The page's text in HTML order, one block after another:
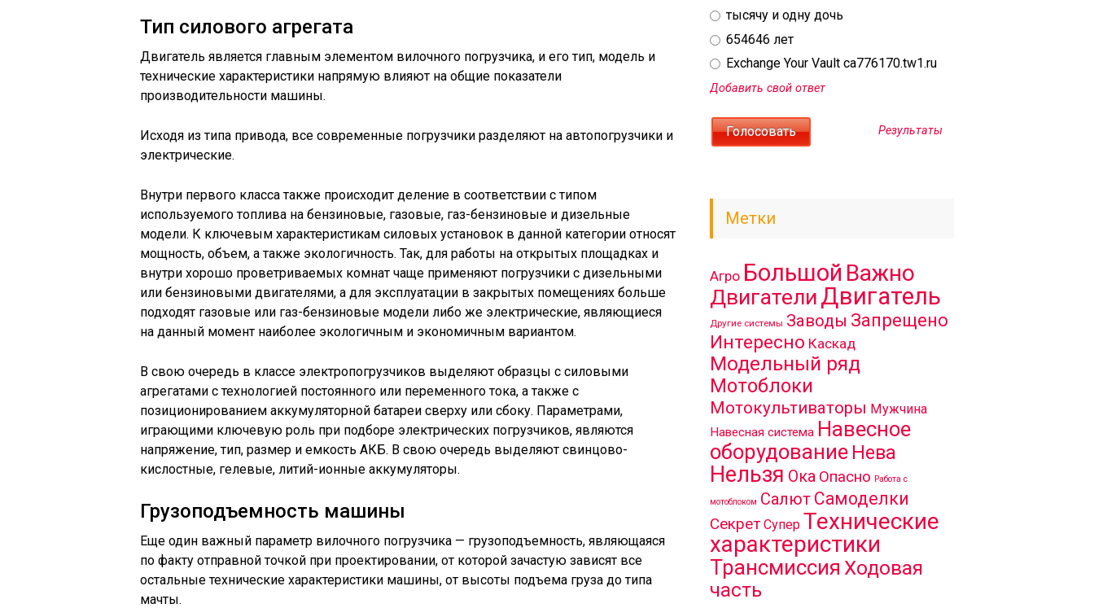
Тип силового агрегата
Двигатель является главным элементом вилочного погрузчика, и его тип, модель и
технические характеристики напрямую влияют на общие показатели
производительности машины.
Исходя из типа привода, все современные погрузчики разделяют на автопогрузчики и
электрические.
Внутри первого класса также происходит деление в соответствии с типом
используемого топлива на бензиновые, газовые, газ-бензиновые и дизельные
модели. К ключевым характеристикам силовых установок в данной категории относят
мощность, объем, а также экологичность. Так, для работы на открытых площадках и
внутри хорошо проветриваемых комнат чаще применяют погрузчики с дизельными
или бензиновыми двигателями, а для эксплуатации в закрытых помещениях больше
подходят газовые или газ-бензиновые модели либо же электрические, являющиеся
на данный момент наиболее экологичным и экономичным вариантом.
В свою очередь в классе электропогрузчиков выделяют образцы с силовыми
агрегатами с технологией постоянного или переменного тока, а также с
позиционированием аккумуляторной батареи сверху или сбоку. Параметрами,
играющими ключевую роль при подборе электрических погрузчиков, являются
напряжение, тип, размер и емкость АКБ. В свою очередь выделяют свинцово-
кислостные, гелевые, литий-ионные аккумуляторы.
Грузоподъемность машины
Еще один важный параметр вилочного погрузчика — грузоподъемность, являющаяся
по факту отправной точкой при проектировании, от которой зачастую зависят все
остальные технические характеристики машины, от высоты подъема груза до типа
мачты.
тысячу и одну дочь
654646 лет
Exchange Your Vault ca776170.tw1.ru
Добавить свой ответ
Результаты
Метки
Агро Большой Важно
ДвигателиДвигатель
Другие системы Заводы Запрещено
Интересно Каскад
Модельный ряд
Мотоблоки
Мотокультиваторы Мужчина
Навесная система Навесное
оборудование Нева
Нельзя Ока Опасно Работа с
мотоблоком Салют Самоделки
Секрет Супер Технические
характеристики
Трансмиссия Ходовая
часть